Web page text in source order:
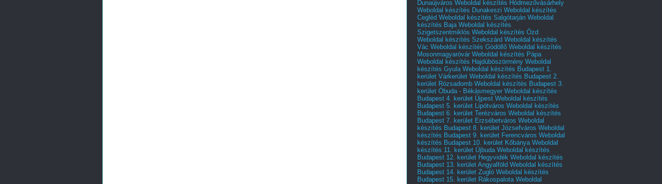
Dunaújváros Weboldal készítés Hódmezővásárhely
Weboldal készítés Dunakeszi Weboldal készítés
Cegléd Weboldal készítés Salgótarján Weboldal
készítés Baja Weboldal készítés
Szigetszentmiklós Weboldal készítés Ózd
Weboldal készítés Szekszárd Weboldal készítés
Vác Weboldal készítés Gödöllő Weboldal készítés
Mosonmagyaróvár Weboldal készítés Pápa
Weboldal készítés Hajdúböszörmény Weboldal
készítés Gyula Weboldal készítés Budapest 1.
kerület Várkerület Weboldal készítés Budapest 2.
kerület Rózsadomb Weboldal készítés Budapest 3.
kerület Óbuda - Békásmegyer Weboldal készítés
Budapest 4. kerület Újpest Weboldal készítés
Budapest 5. kerület Lipótváros Weboldal készítés
Budapest 6. kerület Terézváros Weboldal készítés
Budapest 7. kerület Erzsébetváros Weboldal
készítés Budapest 8. kerület Józsefváros Weboldal
készítés Budapest 9. kerület Ferencváros Weboldal
készítés Budapest 10. kerület Kőbánya Weboldal
készítés 11. kerület Újbuda Weboldal készítés
Budapest 12. kerület Hegyvidék Weboldal készítés
Budapest 13. kerület Angyalföld Weboldal készítés
Budapest 14. kerület Zugló Weboldal készítés
Budapest 15. kerület Rákospalota Weboldal